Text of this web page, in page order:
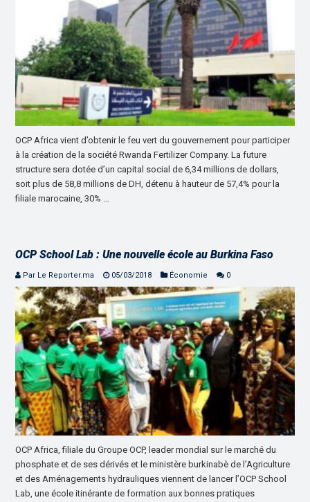
OCP Africa vient d’obtenir le feu vert du gouvernement pour participer
à la création de la société Rwanda Fertilizer Company. La future
structure sera dotée d’un capital social de 6,34 millions de dollars,
soit plus de 58,8 millions de DH, détenu à hauteur de 57,4% pour la
filiale marocaine, 30% …
OCP School Lab : Une nouvelle école au Burkina Faso
Par Le Reporter.ma 05/03/2018 Économie 0
OCP Africa, filiale du Groupe OCP, leader mondial sur le marché du
phosphate et de ses dérivés et le ministère burkinabè de l’Agriculture
et des Aménagements hydrauliques viennent de lancer l’OCP School
Lab, une école itinérante de formation aux bonnes pratiques